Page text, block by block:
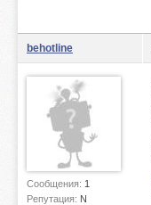
behotline
Сообщения: 1
Репутация: N